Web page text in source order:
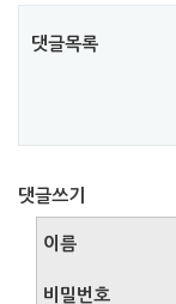
댓글목록
댓글쓰기
이름
비밀번호